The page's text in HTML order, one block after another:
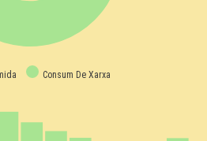
Consum De Xarxa